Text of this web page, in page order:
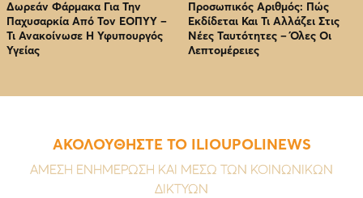
Δωρεάν Φάρμακα Για Την
Παχυσαρκία Από Τον EOΠΥΥ –
Τι Ανακοίνωσε Η Υφυπουργός
Υγείας
Προσωπικός Αριθμός: Πώς
Εκδίδεται Και Τι Αλλάζει Στις
Νέες Ταυτότητες – Όλες Οι
Λεπτομέρειες
ΑΚΟΛΟΥΘΗΣΤΕ ΤΟ ILIOUPOLINEWS
ΑΜΕΣΗ ΕΝΗΜΕΡΩΣΗ ΚΑΙ ΜΕΣΩ ΤΩΝ ΚΟΙΝΩΝΙΚΩΝ
ΔΙΚΤΥΩΝ